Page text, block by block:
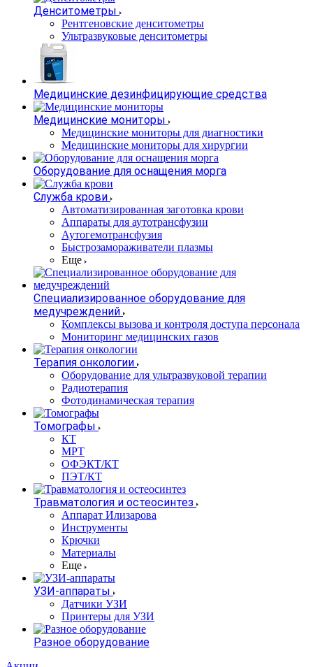
Денситометры
Рентгеновские денситометры
Ультразвуковые денситометры
Медицинские дезинфицирующие средства
Медицинские мониторы
Медицинские мониторы для диагностики
Медицинские мониторы для хирургии
Оборудование для оснащения морга
Служба крови
Автоматизированная заготовка крови
Аппараты для аутотрансфузии
Аутогемотрансфузия
Быстрозамораживатели плазмы
Еще
Специализированное оборудование для
медучреждений
Комплексы вызова и контроля доступа персонала
Мониторинг медицинских газов
Терапия онкологии
Оборудование для ультразвуковой терапии
Радиотерапия
Фотодинамическая терапия
Томографы
КТ
МРТ
ОФЭКТ/КТ
ПЭТ/КТ
Травматология и остеосинтез
Аппарат Илизарова
Инструменты
Крючки
Материалы
Еще
УЗИ-аппараты
Датчики УЗИ
Принтеры для УЗИ
Разное оборудование